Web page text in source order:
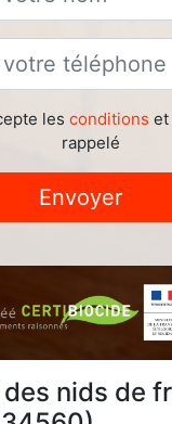
les conditions et
rappelé
Envoyer
nids de